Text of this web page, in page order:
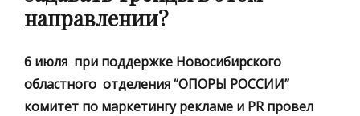
направлении?
6 июля при поддержке Новосибирского
областного отделения “ОПОРЫ РОССИИ”
комитет по маркетингу рекламе и PR провел